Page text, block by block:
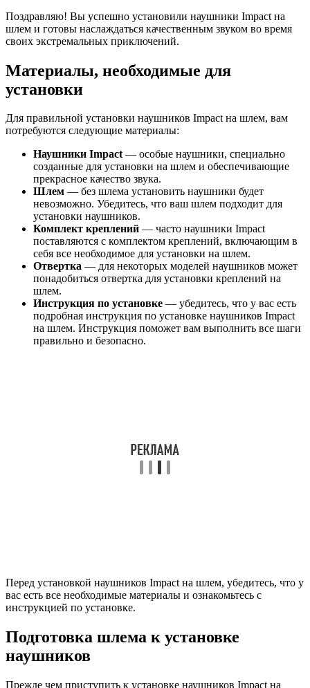
Поздравляю! Вы успешно установили наушники Impact на
шлем и готовы наслаждаться качественным звуком во время
своих экстремальных приключений.
Материалы, необходимые для
установки
Для правильной установки наушников Impact на шлем, вам
потребуются следующие материалы:
Наушники Impact— особые наушники, специально
созданные для установки на шлем и обеспечивающие
прекрасное качество звука.
Шлем — без шлема установить наушники будет
невозможно. Убедитесь, что ваш шлем подходит для
установки наушников.
Комплект креплений — часто наушники Impact
поставляются с комплектом креплений, включающим в
себя все необходимое для установки на шлем.
Отвертка — для некоторых моделей наушников может
понадобиться отвертка для установки креплений на
шлем.
Инструкция по установке — убедитесь, что у вас есть
подробная инструкция по установке наушников Impact
на шлем. Инструкция поможет вам выполнить все шаги
правильно и безопасно.
Перед установкой наушников Impact на шлем, убедитесь, что у
вас есть все необходимые материалы и ознакомьтесь с
инструкцией по установке.
Подготовка шлема к установке
наушников
Прежде чем приступить к установке наушников Impact на